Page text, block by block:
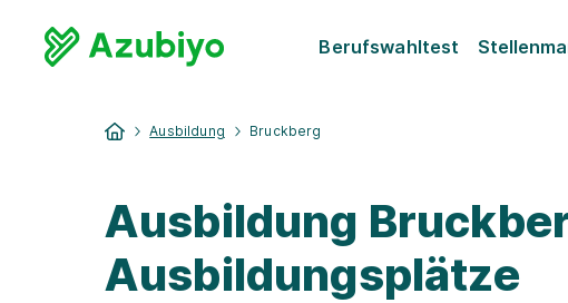
Berufswahltest
Ausbildung Bruckberg
Ausbildung
Ausbildungsplätze